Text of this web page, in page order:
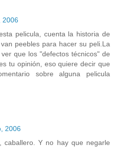
2006
pelicula, cuenta la historia de
peebles para hacer su peli.La
que los "defectos técnicos" de
tu opinión, eso quiere decir que
sobre alguna pelicula
2006
caballero. Y no hay que negarle